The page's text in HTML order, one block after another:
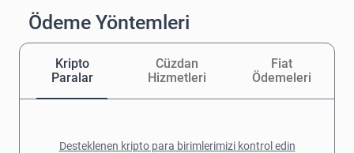
Ödeme Yöntemleri
Kripto
Paralar
Cüzdan
Hizmetleri
Fiat
Ödemeleri
Desteklenen kripto para birimlerimizi kontrol edin